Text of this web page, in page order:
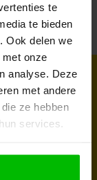
te
te bieden
Ook delen we
onze
analyse. Deze
met andere
ze hebben
services.
receive
miss a thing!